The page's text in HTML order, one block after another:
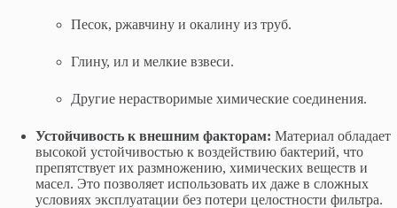
Песок, ржавчину и окалину из труб.
Глину, ил и мелкие взвеси.
Другие нерастворимые химические соединения.
Устойчивость к внешним факторам: Материал обладает
высокой устойчивостью к воздействию бактерий, что
препятствует их размножению, химических веществ и
масел. Это позволяет использовать их даже в сложных
условиях эксплуатации без потери целостности фильтра.